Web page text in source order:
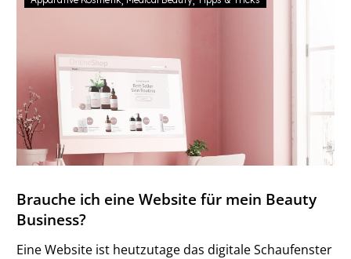
Brauche ich eine Website für mein Beauty
Business?
Eine Website ist heutzutage das digitale Schaufenster